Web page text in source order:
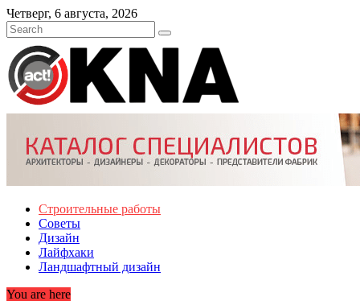
Skip
to
content
Четверг, 6 августа, 2026
Строительные работы
Советы
Дизайн
Лайфхаки
Ландшафтный дизайн
You are here